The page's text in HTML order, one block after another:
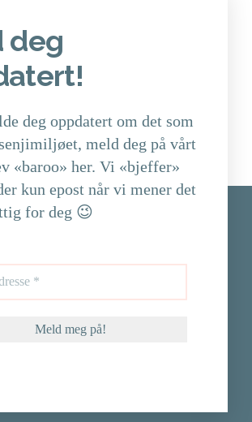
deg
deg oppdatert om det som
meld deg på vårt
«baroo» her. Vi «bjeffer»
kun epost når vi mener det
for deg 😉